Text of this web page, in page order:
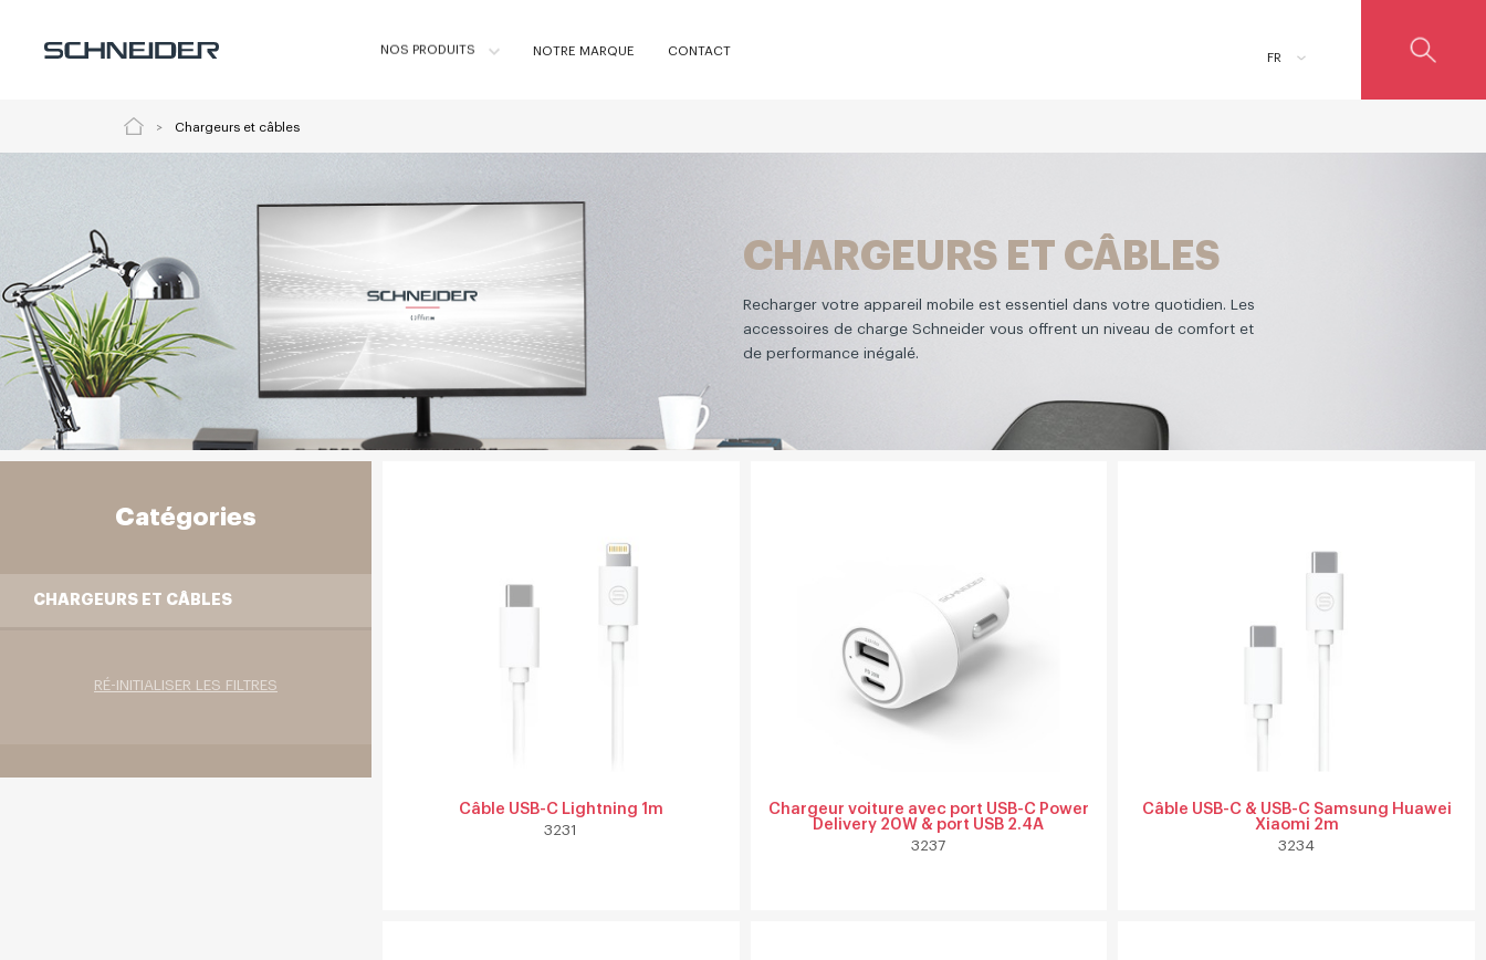
NOS PRODUITS NOTRE MARQUE CONTACT FR
Chargeurs et câbles
CHARGEURS ET CÂBLES
Recharger votre appareil mobile est essentiel dans votre quotidien. Les
accessoires de charge Schneider vous offrent un niveau de comfort et
de performance inégalé.
Catégories
CHARGEURS ET CÂBLES
RÉ-INITIALISER LES FILTRES
Câble USB-C Lightning 1m
3231
Chargeur voiture avec port USB-C Power
Delivery 20W & port USB 2.4A
3237
Câble USB-C & USB-C Samsung Huawei
Xiaomi 2m
3234